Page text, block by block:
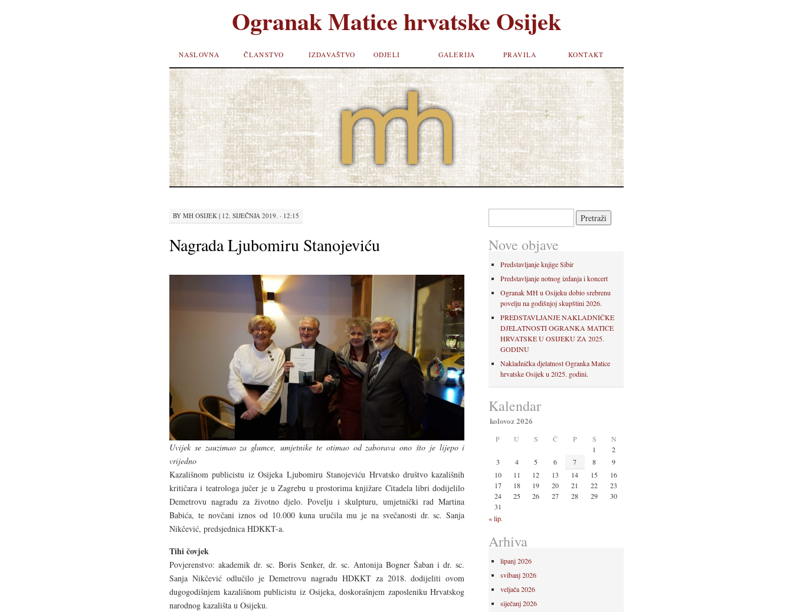
Ogranak Matice hrvatske Osijek
SKIP TO
CONTENT
NASLOVNA ČLANSTVO IZDAVAŠTVO ODJELI GALERIJA PRAVILA KONTAKT
BY MH OSIJEK | 12. SIJEČNJA 2019. · 12:15
Nagrada Ljubomiru Stanojeviću
Uvijek se zauzimao za glumce, umjetnike te otimao od zaborava ono što je lijepo i
vrijedno
Kazališnom publicistu iz Osijeka Ljubomiru Stanojeviću Hrvatsko društvo kazališnih
kritičara i teatrologa jučer je u Zagrebu u prostorima knjižare Citadela libri dodijelilo
Demetrovu nagradu za životno djelo. Povelju i skulpturu, umjetnički rad Martina
Babića, te novčani iznos od 10.000 kuna uručila mu je na svečanosti dr. sc. Sanja
Nikčević, predsjednica HDKKT-a.
Tihi čovjek
Povjerenstvo: akademik dr. sc. Boris Senker, dr. sc. Antonija Bogner Šaban i dr. sc.
Sanja Nikčević odlučilo je Demetrovu nagradu HDKKT za 2018. dodijeliti ovom
dugogodišnjem kazališnom publicistu iz Osijeka, doskorašnjem zaposleniku Hrvatskog
narodnog kazališta u Osijeku.
Nove objave
Predstavljanje knjige Sibir
Predstavljanje notnog izdanja i koncert
Ogranak MH u Osijeku dobio srebrenu
povelju na godišnjoj skupštini 2026.
PREDSTAVLJANJE NAKLADNIČKE
DJELATNOSTI OGRANKA MATICE
HRVATSKE U OSIJEKU ZA 2025.
GODINU
Nakladnička djelatnost Ogranka Matice
hrvatske Osijek u 2025. godini.
Kalendar
kolovoz 2026
P U S Č P S N
« lip.
1
2
3
4 5 6 7 8
9
10
11 12 13 14 15
16
17
18 19 20 21 22
23
24
25 26 27 28 29
30
31
Arhiva
lipanj 2026
svibanj 2026
veljača 2026
siječanj 2026